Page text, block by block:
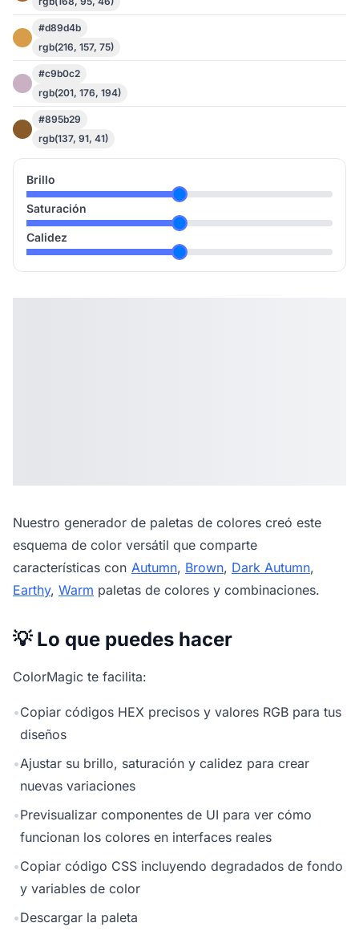
#d89d4b
rgb(216, 157, 75)
#c9b0c2
rgb(201, 176, 194)
#895b29
rgb(137, 91, 41)
Brillo
Saturación
Calidez
Nuestro generador de paletas de colores creó este
esquema de color versátil que comparte
características con Autumn, Brown, Dark Autumn,
Earthy, Warm paletas de colores y combinaciones.
💡 Lo que puedes hacer
ColorMagic te facilita:
•Copiar códigos HEX precisos y valores RGB para tus
diseños
•Ajustar su brillo, saturación y calidez para crear
nuevas variaciones
•Previsualizar componentes de UI para ver cómo
funcionan los colores en interfaces reales
•Copiar código CSS incluyendo degradados de fondo
y variables de color
•Descargar la paleta